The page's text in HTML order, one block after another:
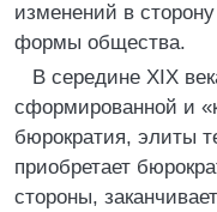
изменений в
формы общества.
В середине XIX
сформированной и
бюрократия, элиты
приобретает
стороны,